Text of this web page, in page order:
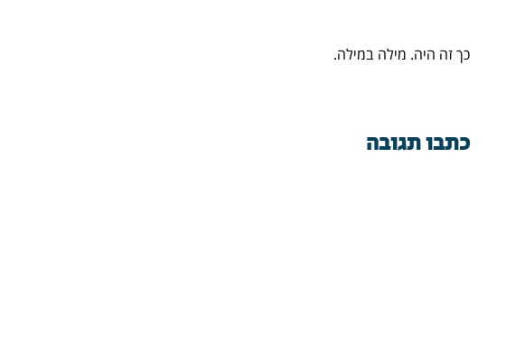
כך זה היה. מילה במילה.
כתבו תגובה